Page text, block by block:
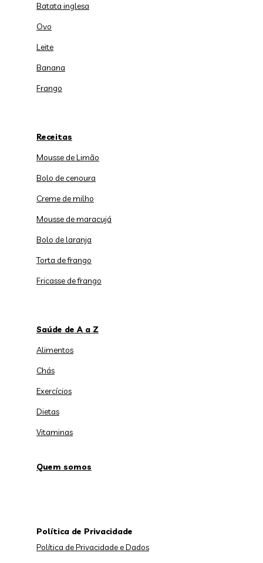
Batata inglesa
Ovo
Leite
Banana
Frango
Receitas
Mousse de Limão
Bolo de cenoura
Creme de milho
Mousse de maracujá
Bolo de laranja
Torta de frango
Fricasse de frango
Saúde de A a Z
Alimentos
Chás
Exercícios
Dietas
Vitaminas
Quem somos
Política de Privacidade
Política de Privacidade e Dados